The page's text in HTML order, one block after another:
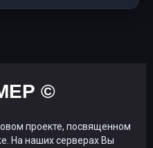
©
проекте, посвященном
На наших серверах Вы